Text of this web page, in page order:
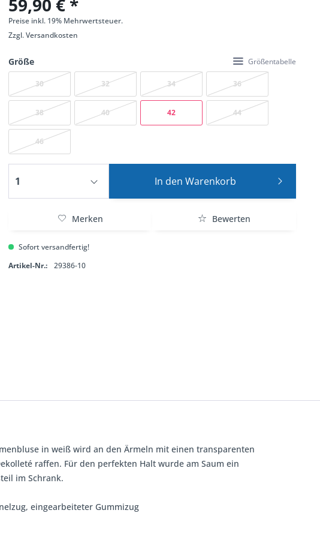
59,90 € *
Preise inkl. 19% Mehrwertsteuer.
Zzgl.Versandkosten
Größe Größentabelle
30 32 34 36
38 40 42 44
46
In den Warenkorb
Merken Bewerten
Sofort versandfertig!
Artikel-Nr.:
29386-10
in weiß wird an den Ärmeln mit einen transparenten
raffen. Für den perfekten Halt wurde am Saum ein
im Schrank.
eingearbeiteter Gummizug